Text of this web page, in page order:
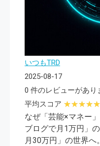
いつもTRD
2025-08-17
0 件のレビューがあり
平均スコア
なぜ「芸能×マネー
ブログで月1万円」
月30万円」の世界